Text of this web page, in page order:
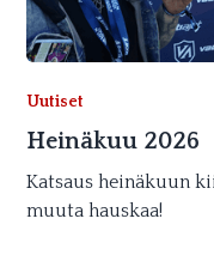
Uutiset
Heinäkuu 2026
Katsaus heinäkuun
muuta hauskaa!